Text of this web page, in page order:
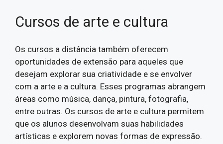
Cursos de arte e cultura
Os cursos a distância também oferecem
oportunidades de extensão para aqueles que
desejam explorar sua criatividade e se envolver
com a arte e a cultura. Esses programas abrangem
áreas como música, dança, pintura, fotografia,
entre outras. Os cursos de arte e cultura permitem
que os alunos desenvolvam suas habilidades
artísticas e explorem novas formas de expressão.